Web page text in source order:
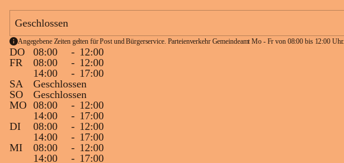
Geschlossen
Angegebene Zeiten gelten für Post und Bürgerservice. Parteienverkehr Gemeindeamt Mo - Fr von 08:00 bis 12:00 Uhr.
DO 08:00 - 12:00
FR
08:00 - 12:00
14:00
- 17:00
SA
Geschlossen
SO
Geschlossen
MO 08:00 - 12:00
14:00
- 17:00
DI
08:00 - 12:00
14:00
- 17:00
MI
08:00 - 12:00
14:00
- 17:00